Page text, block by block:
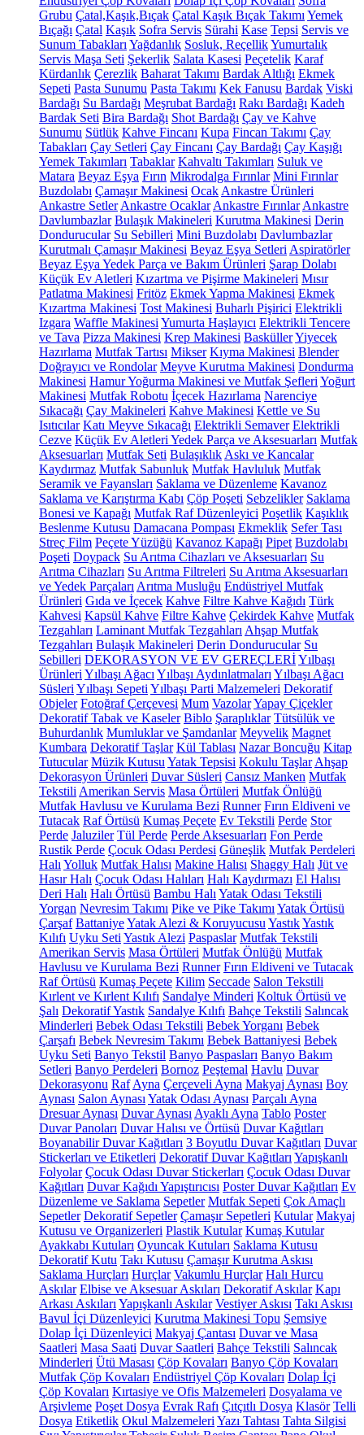
Grubu Çatal,Kaşık,Bıçak Çatal Kaşık Bıçak Takımı Yemek
Bıçağı Çatal Kaşık Sofra Servis Sürahi Kase Tepsi Servis ve
Sunum Tabakları Yağdanlık Sosluk, ReçellikYumurtalık
Servis Maşa Seti Şekerlik Salata Kasesi Peçetelik Karaf
Kürdanlık Çerezlik Baharat Takımı Bardak Altlığı Ekmek
Sepeti Pasta Sunumu Pasta Takımı Kek Fanusu Bardak Viski
Bardağı Su Bardağı Meşrubat Bardağı Rakı Bardağı Kadeh
Bardak Seti Bira Bardağı Shot Bardağı Çay ve Kahve
Sunumu Sütlük Kahve Fincanı Kupa Fincan Takımı Çay
Tabakları Çay Setleri Çay Fincanı Çay Bardağı Çay Kaşığı
Yemek Takımları Tabaklar Kahvaltı Takımları Suluk ve
Matara Beyaz Eşya Fırın Mikrodalga Fırınlar Mini Fırınlar
Buzdolabı Çamaşır Makinesi Ocak Ankastre Ürünleri
Ankastre Setler Ankastre Ocaklar Ankastre Fırınlar Ankastre
Davlumbazlar Bulaşık Makineleri Kurutma Makinesi Derin
Dondurucular Su Sebilleri Mini Buzdolabı Davlumbazlar
Kurutmalı Çamaşır Makinesi Beyaz Eşya Setleri Aspiratörler
Beyaz Eşya Yedek Parça ve Bakım Ürünleri Şarap Dolabı
Küçük Ev Aletleri Kızartma ve Pişirme Makineleri Mısır
Patlatma Makinesi Fritöz Ekmek Yapma Makinesi Ekmek
Kızartma Makinesi Tost Makinesi Buharlı Pişirici Elektrikli
Izgara Waffle Makinesi Yumurta Haşlayıcı Elektrikli Tencere
ve Tava Pizza Makinesi Krep Makinesi BasküllerYiyecek
Hazırlama Mutfak Tartısı Mikser Kıyma Makinesi Blender
Doğrayıcı ve Rondolar Meyve Kurutma Makinesi Dondurma
Makinesi Hamur Yoğurma Makinesi ve Mutfak Şefleri Yoğurt
Makinesi Mutfak Robotu İçecek Hazırlama Narenciye
Sıkacağı Çay Makineleri Kahve Makinesi Kettle ve Su
Isıtıcılar Katı Meyve Sıkacağı Elektrikli Semaver Elektrikli
Cezve Küçük Ev Aletleri Yedek Parça ve Aksesuarları Mutfak
Aksesuarları Mutfak Seti Bulaşıklık Askı ve Kancalar
Kaydırmaz Mutfak Sabunluk Mutfak Havluluk Mutfak
Seramik ve Fayansları Saklama ve Düzenleme Kavanoz
Saklama ve Karıştırma Kabı Çöp Poşeti Sebzelikler Saklama
Bonesi ve Kapağı Mutfak Raf Düzenleyici Poşetlik Kaşıklık
Beslenme Kutusu Damacana Pompası Ekmeklik Sefer Tası
Streç Film Peçete Yüzüğü Kavanoz Kapağı Pipet Buzdolabı
Poşeti Doypack Su Arıtma Cihazları ve Aksesuarları Su
Arıtma Cihazları Su Arıtma Filtreleri Su Arıtma Aksesuarları
ve Yedek Parçaları Arıtma Musluğu Endüstriyel Mutfak
Ürünleri Gıda ve İçecek Kahve Filtre Kahve Kağıdı Türk
Kahvesi Kapsül Kahve Filtre Kahve Çekirdek Kahve Mutfak
Tezgahları Laminant Mutfak Tezgahları Ahşap Mutfak
Tezgahları Bulaşık Makineleri Derin Dondurucular Su
Sebilleri DEKORASYON VE EV GEREÇLERİYılbaşı
Ürünleri Yılbaşı Ağacı Yılbaşı Aydınlatmaları Yılbaşı Ağacı
Süsleri Yılbaşı Sepeti Yılbaşı Parti Malzemeleri Dekoratif
Objeler Fotoğraf Çerçevesi Mum VazolarYapay Çiçekler
Dekoratif Tabak ve Kaseler Biblo Şaraplıklar Tütsülük ve
Buhurdanlık Mumluklar ve Şamdanlar Meyvelik Magnet
Kumbara Dekoratif Taşlar Kül Tablası Nazar Boncuğu Kitap
Tutucular Müzik Kutusu Yatak Tepsisi Kokulu Taşlar Ahşap
Dekorasyon Ürünleri Duvar Süsleri Cansız Manken Mutfak
Tekstili Amerikan Servis Masa Örtüleri Mutfak Önlüğü
Mutfak Havlusu ve Kurulama Bezi Runner Fırın Eldiveni ve
Tutacak Raf Örtüsü Kumaş Peçete Ev Tekstili Perde Stor
Perde Jaluziler Tül Perde Perde Aksesuarları Fon Perde
Rustik Perde Çocuk Odası Perdesi Güneşlik Mutfak Perdeleri
Halı Yolluk Mutfak Halısı Makine Halısı Shaggy Halı Jüt ve
Hasır Halı Çocuk Odası Halıları Halı Kaydırmazı El Halısı
Deri Halı Halı Örtüsü Bambu Halı Yatak Odası Tekstili
Yorgan Nevresim Takımı Pike ve Pike Takımı Yatak Örtüsü
Çarşaf BattaniyeYatak Alezi & Koruyucusu YastıkYastık
Kılıfı Uyku Seti Yastık Alezi Paspaslar Mutfak Tekstili
Amerikan Servis Masa Örtüleri Mutfak Önlüğü Mutfak
Havlusu ve Kurulama Bezi Runner Fırın Eldiveni ve Tutacak
Raf Örtüsü Kumaş Peçete Kilim Seccade Salon Tekstili
Kırlent ve Kırlent Kılıfı Sandalye Minderi Koltuk Örtüsü ve
Şalı Dekoratif Yastık Sandalye Kılıfı Bahçe Tekstili Salıncak
Minderleri Bebek Odası Tekstili Bebek Yorganı Bebek
Çarşafı Bebek Nevresim Takımı Bebek Battaniyesi Bebek
Uyku Seti Banyo Tekstil Banyo Paspasları Banyo Bakım
Setleri Banyo Perdeleri Bornoz Peştemal Havlu Duvar
Dekorasyonu Raf Ayna Çerçeveli Ayna Makyaj Aynası Boy
Aynası Salon Aynası Yatak Odası Aynası Parçalı Ayna
Dresuar Aynası Duvar Aynası Ayaklı Ayna Tablo Poster
Duvar Panoları Duvar Halısı ve Örtüsü Duvar Kağıtları
Boyanabilir Duvar Kağıtları 3 Boyutlu Duvar Kağıtları Duvar
Stickerları ve Etiketleri Dekoratif Duvar Kağıtları Yapışkanlı
Folyolar Çocuk Odası Duvar Stickerları Çocuk Odası Duvar
Kağıtları Duvar Kağıdı Yapıştırıcısı Poster Duvar Kağıtları Ev
Düzenleme ve Saklama Sepetler Mutfak Sepeti Çok Amaçlı
Sepetler Dekoratif Sepetler Çamaşır Sepetleri Kutular Makyaj
Kutusu ve Organizerleri Plastik Kutular Kumaş Kutular
Ayakkabı Kutuları Oyuncak Kutuları Saklama Kutusu
Dekoratif Kutu Takı Kutusu Çamaşır Kurutma Askısı
Saklama Hurçları Hurçlar Vakumlu Hurçlar Halı Hurcu
Askılar Elbise ve Aksesuar Askıları Dekoratif Askılar Kapı
Arkası Askıları Yapışkanlı Askılar Vestiyer Askısı Takı Askısı
Bavul İçi Düzenleyici Kurutma Makinesi Topu Şemsiye
Dolap İçi Düzenleyici Makyaj Çantası Duvar ve Masa
Saatleri Masa Saati Duvar Saatleri Bahçe Tekstili Salıncak
Minderleri Ütü Masası Çöp Kovaları Banyo Çöp Kovaları
Mutfak Çöp Kovaları Endüstriyel Çöp Kovaları Dolap İçi
Çöp Kovaları Kırtasiye ve Ofis Malzemeleri Dosyalama ve
Arşivleme Poşet Dosya Evrak Rafı Çıtçıtlı Dosya Klasör Telli
Dosya Etiketlik Okul Malzemeleri Yazı Tahtası Tahta Silgisi